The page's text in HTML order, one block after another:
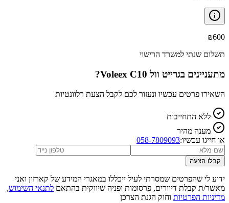
₪600
תשלום שנתי למשרד הרישוי
מתעניינים בגרייט וול Voleex C10 ?
השאירו פרטים עכשיו ונעזור לכם לקבל הצעת רלוונטיות
ללא התחייבות
מענה מהיר
או חייגו עכשיו:058-7809093
קבלו הצעה
ידוע לי שהפרטים שמסרתי לעיל ייכללו במאגרי המידע של קארזון ואני
מאשר/ת קבלת דיוורים, פרסומות ופניה שיווקית בהתאם לתנאי השימוש,
מדיניות הפרטיות וחוק הגנת הצרכן